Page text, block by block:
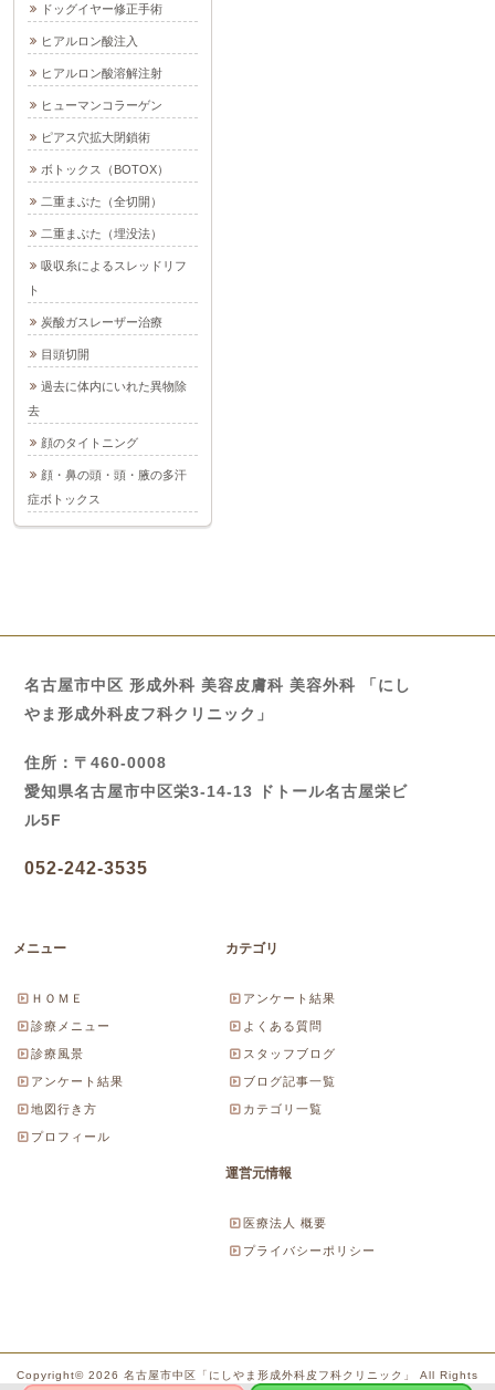
ドッグイヤー修正手術
ヒアルロン酸注入
ヒアルロン酸溶解注射
ヒューマンコラーゲン
ピアス穴拡大閉鎖術
ボトックス（BOTOX）
二重まぶた（全切開）
二重まぶた（埋没法）
吸収糸によるスレッドリフ
ト
炭酸ガスレーザー治療
目頭切開
過去に体内にいれた異物除
去
顔のタイトニング
顔・鼻の頭・頭・腋の多汗
症ボトックス
名古屋市中区 形成外科 美容皮膚科 美容外科 「にし
やま形成外科皮フ科クリニック」
住所：〒460-0008
愛知県名古屋市中区栄3-14-13 ドトール名古屋栄ビ
ル5F
052-242-3535
メニュー
ＨＯＭＥ
診療メニュー
診療風景
アンケート結果
地図行き方
プロフィール
カテゴリ
アンケート結果
よくある質問
スタッフブログ
ブログ記事一覧
カテゴリ一覧
運営元情報
医療法人 概要
プライバシーポリシー
Copyright© 2026 名古屋市中区「にしやま形成外科皮フ科クリニック」 All Rights